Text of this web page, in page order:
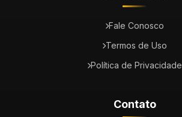
Fale Conosco
Termos de Uso
Política de Privacidade
Contato